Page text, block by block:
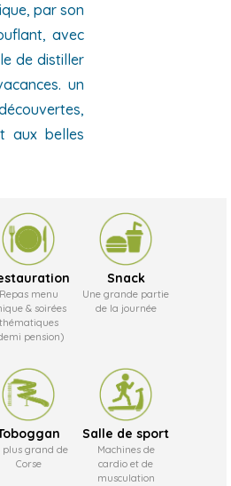
par son
avec
de distiller
un
aux belles
Repas menu
& soirées
thématiques
pension)
Snack
Une grande partie
de la journée
plus grand de
Corse
Salle de sport
Machines de
cardio et de
musculation